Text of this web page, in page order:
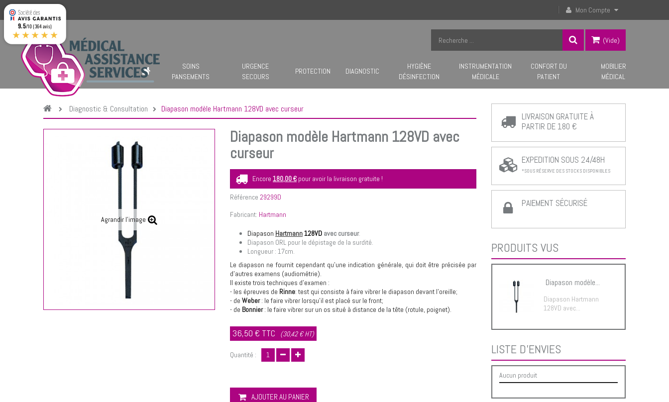
Mon Compte
(vide)
SOINS
PANSEMENTS
URGENCE
SECOURS
PROTECTION DIAGNOSTIC
HYGIÈNE
DÉSINFECTION
INSTRUMENTATION
MÉDICALE
CONFORT DU
PATIENT
MOBILIER
MÉDICAL
Diagnostic & Consultation Diapason modèle Hartmann 128VD avec curseur
Agrandir l'image
Diapason modèle Hartmann 128VD avec
curseur
Encore 180,00 € pour avoir la livraison gratuite !
Référence 29299D
Fabricant: Hartmann
Diapason Hartmann128VD avec curseur.
Diapason ORL pour le dépistage de la surdité.
Longueur : 17cm.
Le diapason ne fournit cependant qu'une indication générale, qui doit être précisée par
d'autres examens (audiométrie).
Il existe trois techniques d'examen :
- les épreuves de Rinne: test qui consiste à faire vibrer le diapason devant l'oreille;
- de Weber: le faire vibrer lorsqu'il est placé sur le front;
- de Bonnier: le faire vibrer sur un os situé à distance de la tête (rotule, poignet).
36,50 € TTC (30,42 € HT)
Quantité :
AJOUTER AU PANIER
LIVRAISON GRATUITE À
PARTIR DE 180 €
EXPEDITION SOUS 24/48H
*SOUS RÉSERVE DES STOCKS DISPONIBLES
PAIEMENT SÉCURISÉ
PRODUITS VUS
Diapason modèle...
Diapason Hartmann
128VD avec...
LISTE D'ENVIES
Aucun produit
9.5/10 (364 avis)
★★★★★